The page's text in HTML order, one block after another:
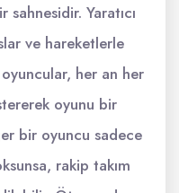
sahnesidir. Yaratıcı
ve hareketlerle
her an her
oyunu bir
bir oyuncu sadece
rakip takım